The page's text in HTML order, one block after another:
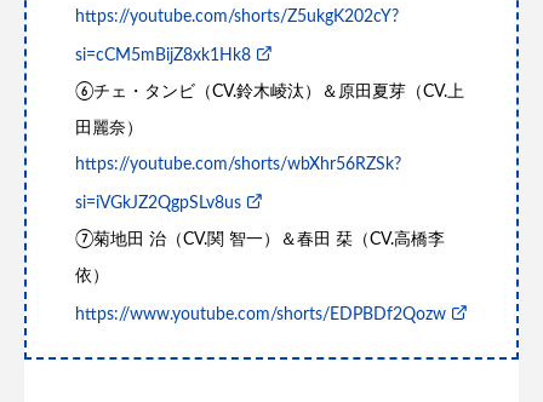
https://youtube.com/shorts/Z5ukgK202cY?
si=cCM5mBijZ8xk1Hk8
⑥チェ・タンビ（CV.鈴木崚汰）＆原田夏芽（CV.上
田麗奈）
https://youtube.com/shorts/wbXhr56RZSk?
si=iVGkJZ2QgpSLv8us
⑦菊地田 治（CV.関 智一）＆春田 栞（CV.高橋李
依）
https://www.youtube.com/shorts/EDPBDf2Qozw